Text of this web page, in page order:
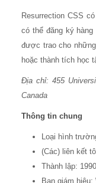
Resurrection CSS
có thể đăng ký
được trao cho
hoặc thành tích học
Địa chỉ: 455
Canada
Thông tin chung
Loại hình
(Các) liên kết
Thành lập: 1990
Ban giám